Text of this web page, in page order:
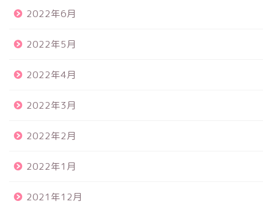
2022年6月
2022年5月
2022年4月
2022年3月
2022年2月
2022年1月
2021年12月